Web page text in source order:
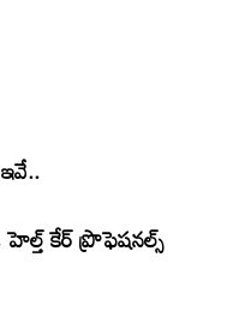
హెల్త్ కేర్ ప్రొఫెషనల్స్